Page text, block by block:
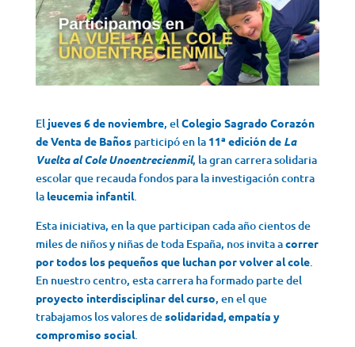
El jueves 6 de noviembre, elColegio Sagrado Corazón
de Venta de Bañosparticipó en la 11ª edición de La
Vuelta al Cole Unoentrecienmil, la gran carrera solidaria
escolar que recauda fondos para la investigación contra
la leucemia infantil.
Esta iniciativa, en la que participan cada año cientos de
miles de niños y niñas de toda España, nos invita acorrer
por todos los pequeños que luchan por volver al cole.
En nuestro centro, esta carrera ha formado parte del
proyecto interdisciplinar del curso, en el que
trabajamos los valores desolidaridad, empatía y
compromiso social.